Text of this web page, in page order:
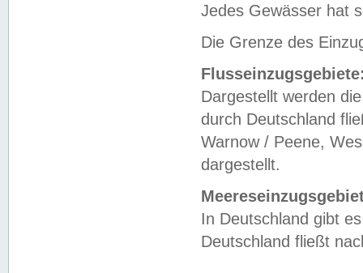
Jedes Gewässer hat
Die Grenze des
Dargestellt werden
durch Deutschland
Warnow / Peene,
dargestellt.
In Deutschland gibt
Deutschland fließt